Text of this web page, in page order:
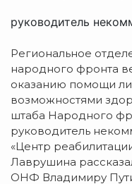
руководитель
Региональное
народного фронта
оказанию помощи
возможностями
штаба Народного
руководитель
«Центр
Лаврушина
ОНФ Владимиру